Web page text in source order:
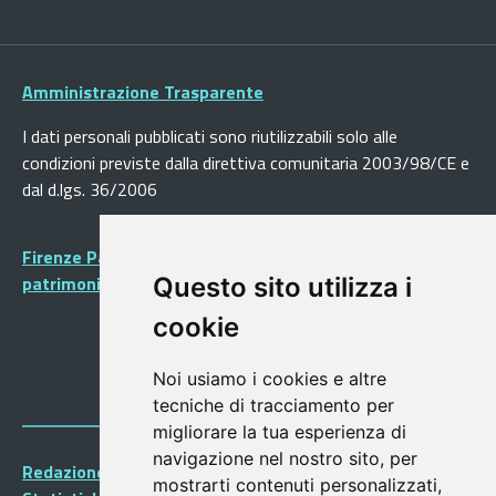
Questo sito utilizza i
cookie
Noi usiamo i cookies e altre
tecniche di tracciamento per
migliorare la tua esperienza di
navigazione nel nostro sito, per
mostrarti contenuti personalizzati,
Amministrazione Trasparente
I dati personali pubblicati sono riutilizzabili solo alle
condizioni previste dalla direttiva comunitaria 2003/98/CE e
dal d.lgs. 36/2006
Firenze Patrimonio Mondiale - Centro storico di Firenze
patrimonio dell’Umanità
Redazione Portalegiovani